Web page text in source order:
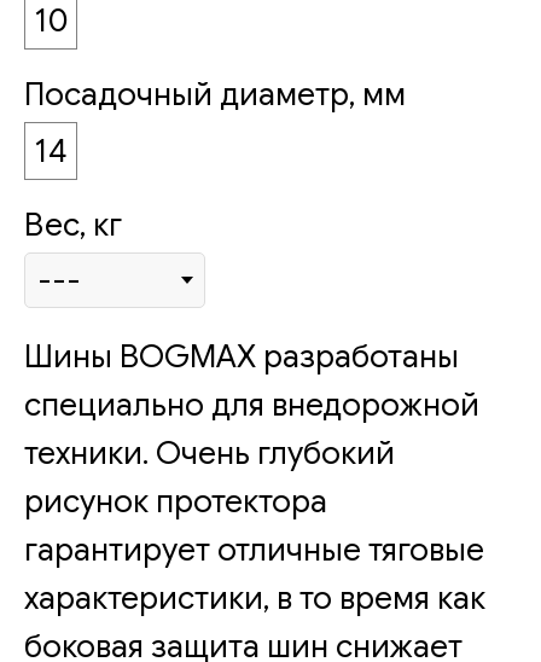
10
Посадочный диаметр, мм
14
Вес, кг
Шины BOGMAX разработаны
специально для внедорожной
техники. Очень глубокий
рисунок протектора
гарантирует отличные тяговые
характеристики, в то время как
боковая защита шин снижает